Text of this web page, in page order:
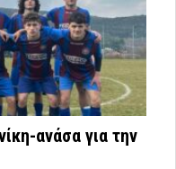
ανάσα για την